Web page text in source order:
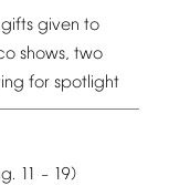
gifts given to
shows, two
for spotlight
11 – 19)